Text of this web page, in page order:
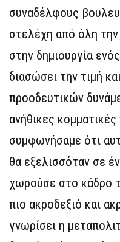
συναδέλφους
στελέχη από όλη
στην δημιουργία
διασώσει την τιμή
προοδευτικών
ανήθικες
συμφωνήσαμε ότι
θα εξελισσόταν σε
χωρούσε στο κάδρο
πιο ακροδεξιό και
γνωρίσει η